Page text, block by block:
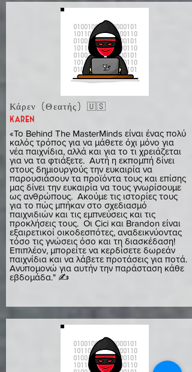
Κάρεν (Θεατής) 🇺🇸
Karen
«Το Behind The MasterMinds είναι ένας πολύ
καλός τρόπος για να μάθετε όχι μόνο για
νέα παιχνίδια, αλλά και για το τι χρειάζεται
για να τα φτιάξετε. Αυτή η εκπομπή δίνει
στους δημιουργούς την ευκαιρία να
παρουσιάσουν τα προϊόντα τους και επίσης
μας δίνει την ευκαιρία να τους γνωρίσουμε
ως ανθρώπους. Ακούμε τις ιστορίες τους
για το πώς μπήκαν στο σχεδιασμό
παιχνιδιών και τις εμπνεύσεις και τις
προκλήσεις τους. Οι Cici και Brandon είναι
εξαιρετικοί οικοδεσπότες, αναδεικνύοντας
τόσο τις γνώσεις όσο και τη διασκέδαση!
Επιπλέον, μπορείτε να κερδίσετε δωρεάν
παιχνίδια και να λάβετε προτάσεις για ποτά.
Ανυπομονώ για αυτήν την παράσταση κάθε
εβδομάδα." ✍️